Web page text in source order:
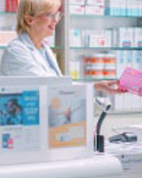
ATS, 1 mars 2012
Dernières news
sur